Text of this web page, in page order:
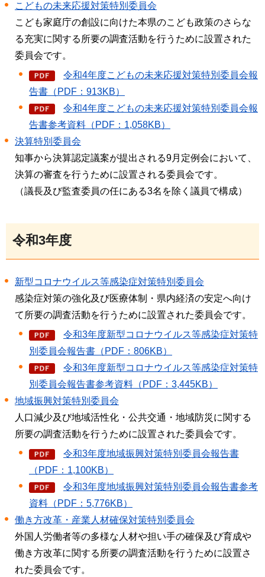
こどもの未来応援対策特別委員会
こども家庭庁の創設に向けた本県のこども政策のさらな
る充実に関する所要の調査活動を行うために設置された
委員会です。
令和4年度こどもの未来応援対策特別委員会報
告書（PDF：913KB）
令和4年度こどもの未来応援対策特別委員会報
告書参考資料（PDF：1,058KB）
決算特別委員会
知事から決算認定議案が提出される9月定例会において、
決算の審査を行うために設置される委員会です。
（議長及び監査委員の任にある3名を除く議員で構成）
令和3年度
新型コロナウイルス等感染症対策特別委員会
感染症対策の強化及び医療体制・県内経済の安定へ向け
て所要の調査活動を行うために設置された委員会です。
令和3年度新型コロナウイルス等感染症対策特
別委員会報告書（PDF：806KB）
令和3年度新型コロナウイルス等感染症対策特
別委員会報告書参考資料（PDF：3,445KB）
地域振興対策特別委員会
人口減少及び地域活性化・公共交通・地域防災に関する
所要の調査活動を行うために設置された委員会です。
令和3年度地域振興対策特別委員会報告書
（PDF：1,100KB）
令和3年度地域振興対策特別委員会報告書参考
資料（PDF：5,776KB）
働き方改革・産業人材確保対策特別委員会
外国人労働者等の多様な人材や担い手の確保及び育成や
働き方改革に関する所要の調査活動を行うために設置さ
れた委員会です。